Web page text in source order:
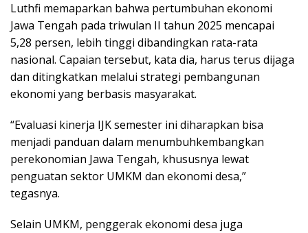
Luthfi memaparkan bahwa pertumbuhan ekonomi
Jawa Tengah pada triwulan II tahun 2025 mencapai
5,28 persen, lebih tinggi dibandingkan rata-rata
nasional. Capaian tersebut, kata dia, harus terus dijaga
dan ditingkatkan melalui strategi pembangunan
ekonomi yang berbasis masyarakat.
“Evaluasi kinerja IJK semester ini diharapkan bisa
menjadi panduan dalam menumbuhkembangkan
perekonomian Jawa Tengah, khususnya lewat
penguatan sektor UMKM dan ekonomi desa,”
tegasnya.
Selain UMKM, penggerak ekonomi desa juga